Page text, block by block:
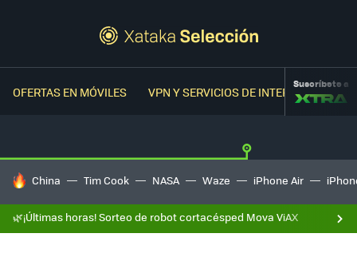
OFERTAS EN MÓVILES VPN Y SERVICIOS DE INTERNETSuscríbete a
HOY SE HABLA DE
China Tim Cook NASA Waze iPhone Air
🌿¡Últimas horas! Sorteo de robot cortacésped Mova ViAX